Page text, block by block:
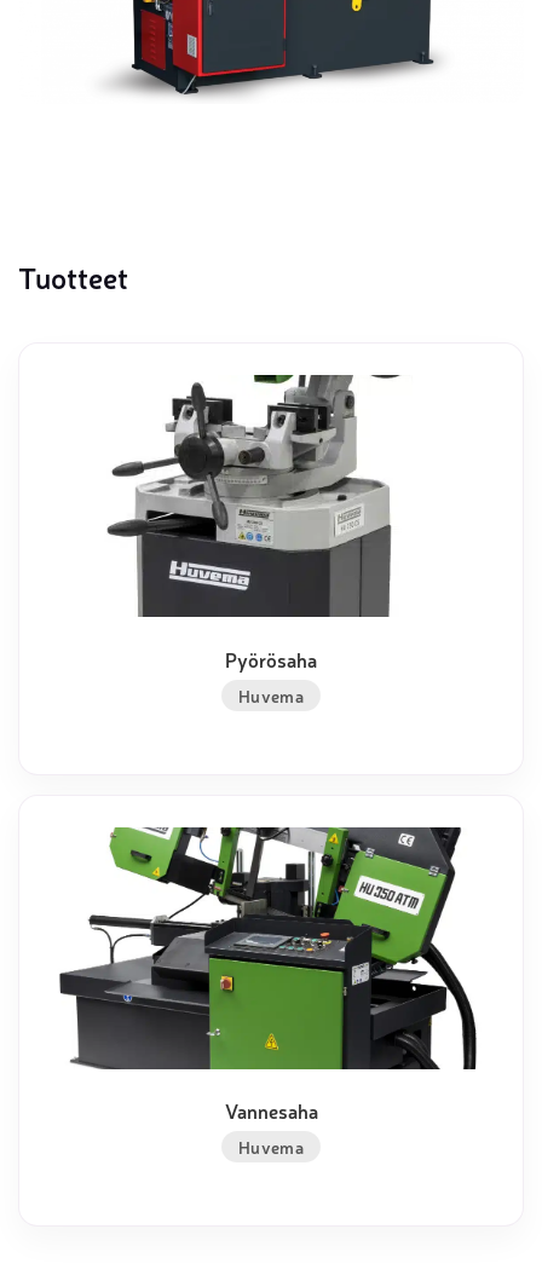
Tuotteet
Pyörösaha
Huvema
Vannesaha
Huvema